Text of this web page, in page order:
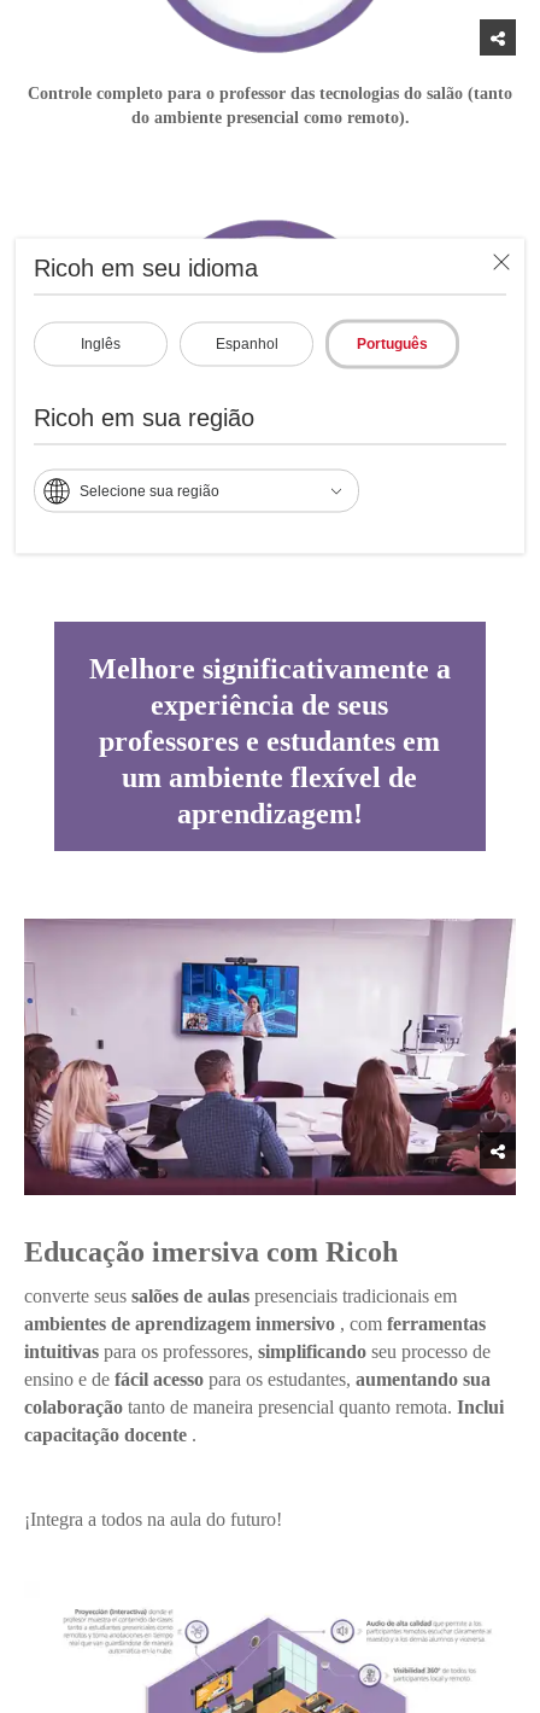
Ricoh em seu idioma
Inglês Espanhol Português
Ricoh em sua região
Selecione sua região
Controle completo para o professor das tecnologias do salão (tanto
do ambiente presencial como remoto).
Consistência no áudio e som de alta qualidade que facilita a
Melhore significativamente a
experiência de seus
professores e estudantes em
um ambiente flexível de
aprendizagem!
Educação imersiva com Ricoh
converte seus salões de aulas presenciais tradicionais em
ambientes de aprendizagem inmersivo , com ferramentas
intuitivas para os professores, simplificando seu processo de
ensino e de fácil acesso para os estudantes, aumentando sua
colaboração tanto de maneira presencial quanto remota. Inclui
capacitação docente .
¡Integra a todos na aula do futuro!